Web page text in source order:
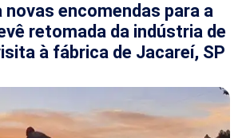
novas encomendas para a
retomada da indústria de
à fábrica de Jacareí, SP